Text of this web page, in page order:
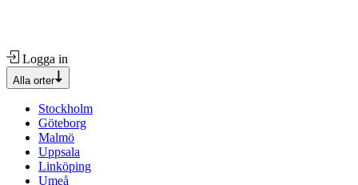
Logga in
Alla orter
Stockholm
Göteborg
Malmö
Uppsala
Linköping
Umeå